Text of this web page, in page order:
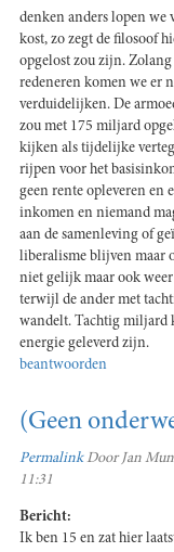
denken anders lopen we
kost, zo zegt de filosoof
opgelost zou zijn.
redeneren komen we er
verduidelijken. De
zou met 175 miljard
kijken als tijdelijke
rijpen voor het
geen rente opleveren en
inkomen en niemand
aan de samenleving of
liberalisme blijven maar
niet gelijk maar ook
terwijl de ander met
wandelt. Tachtig miljard
energie geleverd zijn.
beantwoorden
(Geen
PermalinkDoorJan
11:31
Bericht:
Ik ben 15 en zat hier